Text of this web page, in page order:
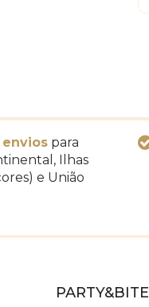
para
Ilhas
e União
PARTY&BITE